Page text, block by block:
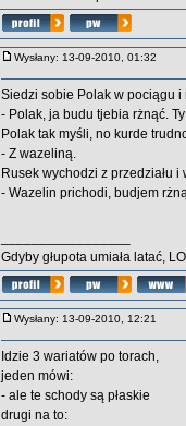
Wysłany: 13-09-2010, 01:32
Siedzi sobie Polak w pociągu i
- Polak, ja budu tjebia rżnąć.
Polak tak myśli, no kurde
- Z wazeliną.
Rusek wychodzi z przedziału i
- Wazelin prichodi, budjem
Gdyby głupota umiała latać,
Wysłany: 13-09-2010, 12:21
Idzie 3 wariatów po torach,
jeden mówi:
- ale te schody są płaskie
drugi na to: